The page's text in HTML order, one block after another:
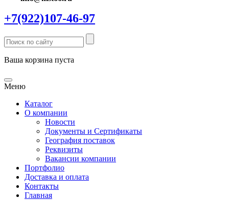
+7(922)107-46-97
Ваша корзина пуста
Меню
Каталог
О компании
Новости
Документы и Сертификаты
География поставок
Реквизиты
Вакансии компании
Портфолио
Доставка и оплата
Контакты
Главная